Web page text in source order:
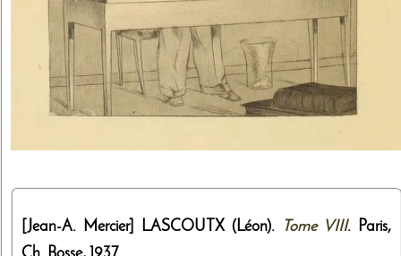
[Jean-A. Mercier] LASCOUTX (Léon). Tome VIII. Paris,